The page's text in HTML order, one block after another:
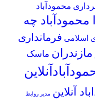
محمودآباد
محمودآباد چه
اسلامی فرمانداری
مازندران ماسک
آنلاین مدیر روابط